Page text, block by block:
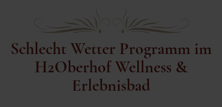
Schlecht Wetter Programm im
H2Oberhof Wellness &
Erlebnisbad